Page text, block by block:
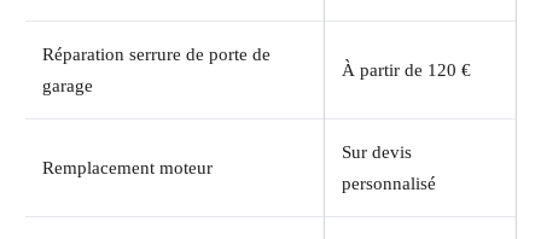
Réparation serrure de porte de
garage
À partir de 120 €
Remplacement moteur
Sur devis
personnalisé